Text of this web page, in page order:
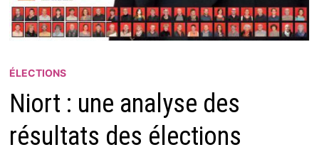
ÉLECTIONS
Niort : une analyse des
résultats des élections